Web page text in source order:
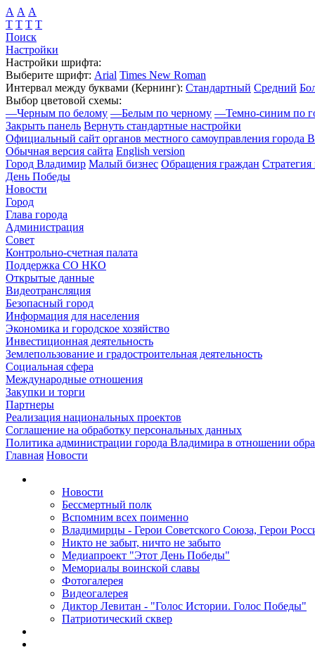
А А А
Т Т Т Т
Поиск
Настройки
Настройки шрифта:
Выберите шрифт: Arial Times New Roman
Интервал между буквами (Кернинг): Стандартный Средний
Выбор цветовой схемы:
—Черным по белому —Белым по черному —Темно-синим по
Закрыть панель Вернуть стандартные настройки
Официальный сайт органов местного самоуправления города
Обычная версия сайта English version
Город Владимир Малый бизнес Обращения граждан Стратегия
День Победы
Новости
Город
Глава города
Администрация
Совет
Контрольно-счетная палата
Поддержка СО НКО
Открытые данные
Видеотрансляция
Безопасный город
Информация для населения
Экономика и городское хозяйство
Инвестиционная деятельность
Землепользование и градостроительная деятельность
Социальная сфера
Международные отношения
Закупки и торги
Партнеры
Реализация национальных проектов
Соглашение на обработку персональных данных
Политика администрации города Владимира в отношении
Главная Новости
Новости
Бессмертный полк
Вспомним всех поименно
Владимирцы - Герои Советского Союза, Герои
Никто не забыт, ничто не забыто
Медиапроект "Этот День Победы"
Мемориалы воинской славы
Фотогалерея
Видеогалерея
Диктор Левитан - "Голос Истории. Голос Победы"
Патриотический сквер